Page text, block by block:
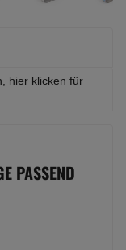
hier klicken für
PASSEND